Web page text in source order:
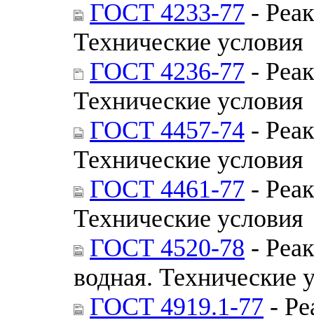
ГОСТ 4233-77 -
Технические условия
ГОСТ 4236-77 -
Технические условия
ГОСТ 4457-74 -
Технические условия
ГОСТ 4461-77 -
Технические условия
ГОСТ 4520-78 -
водная. Технические
ГОСТ 4919.1-77 -